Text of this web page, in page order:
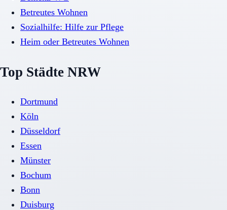
Betreutes Wohnen
Sozialhilfe: Hilfe zur Pflege
Heim oder Betreutes Wohnen
Top Städte NRW
Dortmund
Köln
Düsseldorf
Essen
Münster
Bochum
Bonn
Duisburg